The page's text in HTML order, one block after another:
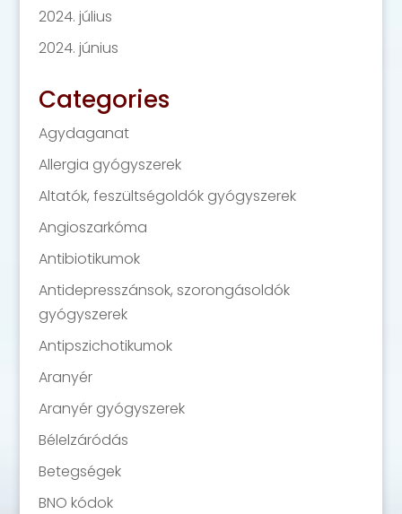
2024. július
2024. június
Categories
Agydaganat
Allergia gyógyszerek
Altatók, feszültségoldók gyógyszerek
Angioszarkóma
Antibiotikumok
Antidepresszánsok, szorongásoldók
gyógyszerek
Antipszichotikumok
Aranyér
Aranyér gyógyszerek
Bélelzáródás
Betegségek
BNO kódok